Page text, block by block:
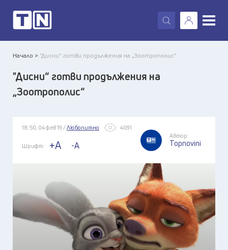
X
Начало > "Дисни“ готви продължения на „Зоотрополис“
"Дисни“ готви продължения на
„Зоотрополис“
18:50, 04 фев 19 / Любопитно 4091
Шрифт: +A -A
Автор:
Topnovini